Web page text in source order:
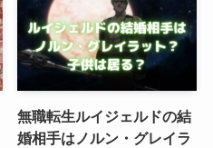
無職転生ルイジェルドの結
婚相手はノルン・グレイラ